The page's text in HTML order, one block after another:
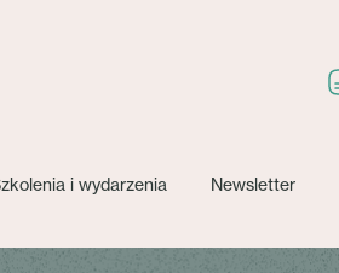
i wydarzenia Newsletter